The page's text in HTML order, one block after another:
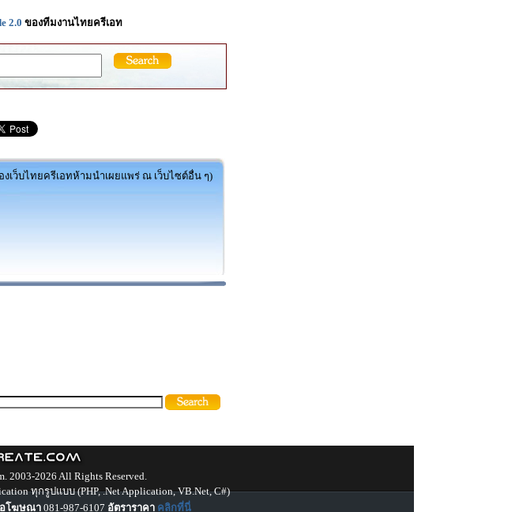
2.0 ของทีมงานไทยครีเอท
งเว็บไทยครีเอทห้ามนำเผยแพร่ ณ เว็บไซต์อื่น ๆ)
2003-2026 All Rights Reserved.
ทุกรูปแบบ (PHP, .Net Application, VB.Net, C#)
โฆษณา081-987-6107 อัตราราคา คลิกที่นี่